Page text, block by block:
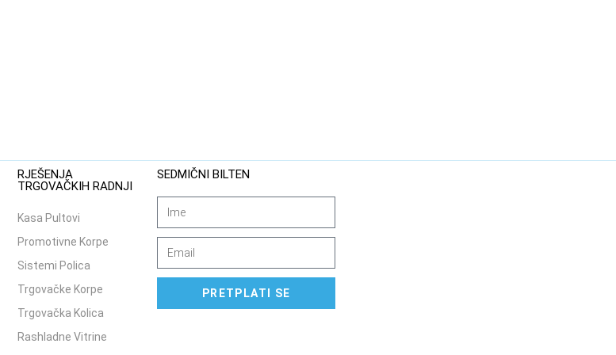
RJEŠENJA
TRGOVAČKIH RADNJI
Kasa Pultovi
Promotivne Korpe
Sistemi Polica
Trgovačke Korpe
Trgovačka Kolica
Rashladne Vitrine
SEDMIČNI BILTEN
PRETPLATI SE